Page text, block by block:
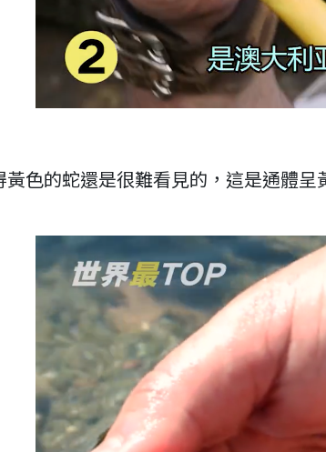
色的蛇還是很難看見的，這是通體